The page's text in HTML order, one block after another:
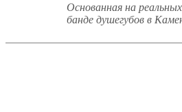
Основанная на
банде душегубов в